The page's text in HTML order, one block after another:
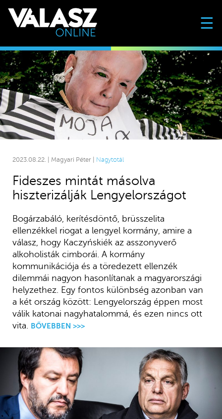
☰
2023.08.22. | Magyari Péter | Nagytotál
Fideszes mintát másolva
hiszterizálják Lengyelországot
Bogárzabáló, kerítésdöntő, brüsszelita
ellenzékkel riogat a lengyel kormány, amire a
válasz, hogy Kaczyńskiék az asszonyverő
alkoholisták cimborái. A kormány
kommunikációja és a töredezett ellenzék
dilemmái nagyon hasonlítanak a magyarországi
helyzethez. Egy fontos különbség azonban van
a két ország között: Lengyelország éppen most
válik katonai nagyhatalommá, és ezen nincs ott
vita. BŐVEBBEN >>>